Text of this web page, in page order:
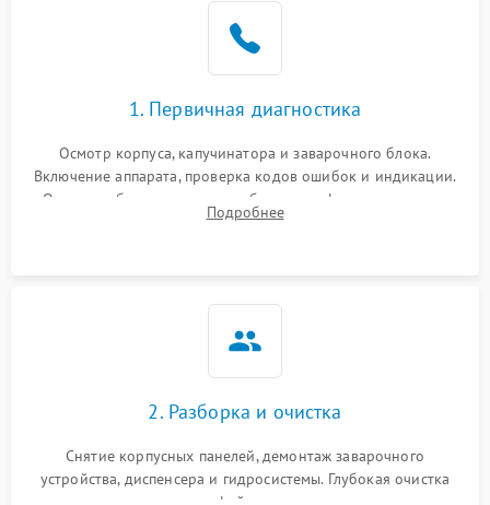
1. Первичная диагностика
Осмотр корпуса, капучинатора и заварочного блока.
Включение аппарата, проверка кодов ошибок и индикации.
Оценка работы помпы, термоблока и кофемолки на слух.
Измерение температуры и давления воды для выявления
Подробнее
2. Разборка и очистка
Снятие корпусных панелей, демонтаж заварочного
устройства, диспенсера и гидросистемы. Глубокая очистка